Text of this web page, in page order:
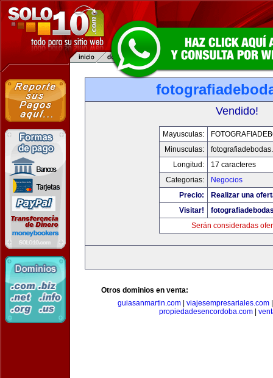
Vendido!
Mayusculas:
Minusculas:
Longitud:
17 caracteres
Categorias:
Negocios
Precio:
Realizar una
Visitar!
Serán consideradas
Otros dominios en venta:
guiasanmartin.com| viajesempresariales.com
propiedadesencordoba.com|